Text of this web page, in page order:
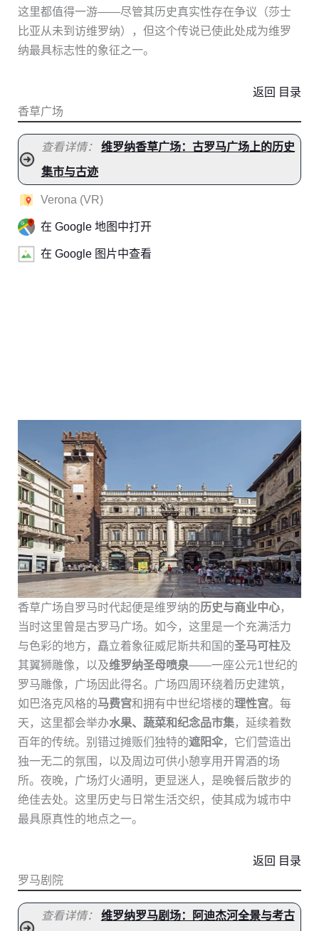
这里都值得一游——尽管其历史真实性存在争议（莎士
比亚从未到访维罗纳），但这个传说已使此处成为维罗
纳最具标志性的象征之一。
香草广场
返回 目录
查看详情： 维罗纳香草广场：古罗马广场上的历史
集市与古迹
Verona (VR)
在 Google 地图中打开
在 Google 图片中查看
香草广场自罗马时代起便是维罗纳的历史与商业中心，
当时这里曾是古罗马广场。如今，这里是一个充满活力
与色彩的地方，矗立着象征威尼斯共和国的圣马可柱及
其翼狮雕像，以及维罗纳圣母喷泉——一座公元1世纪的
罗马雕像，广场因此得名。广场四周环绕着历史建筑，
如巴洛克风格的马费宫和拥有中世纪塔楼的理性宫。每
天，这里都会举办水果、蔬菜和纪念品市集，延续着数
百年的传统。别错过摊贩们独特的遮阳伞，它们营造出
独一无二的氛围，以及周边可供小憩享用开胃酒的场
所。夜晚，广场灯火通明，更显迷人，是晚餐后散步的
绝佳去处。这里历史与日常生活交织，使其成为城市中
最具原真性的地点之一。
罗马剧院
返回 目录
查看详情： 维罗纳罗马剧场：阿迪杰河全景与考古